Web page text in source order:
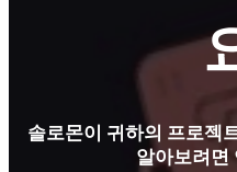
솔로몬이 귀하의 프로젝
알아보려면